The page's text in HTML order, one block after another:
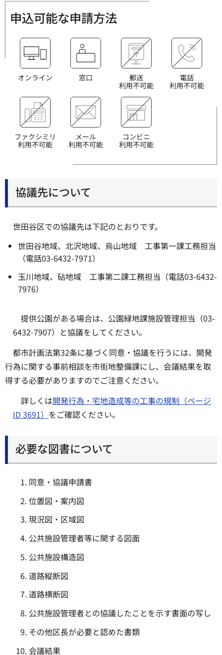
申込可能な申請方法
オンライン 窓口
郵送
利用不可能
電話
利用不可能
ファクシミリ
利用不可能
メール
利用不可能
コンビニ
利用不可能
協議先について
世田谷区での協議先は下記のとおりです。
世田谷地域、北沢地域、烏山地域 工事第一課工務担当
（電話03-6432-7971）
玉川地域、砧地域 工事第二課工務担当（電話03-6432-
7976）
提供公園がある場合は、公園緑地課施設管理担当（03-
6432-7907）と協議をしてください。
都市計画法第32条に基づく同意・協議を行うには、開発
行為に関する事前相談を市街地整備課にし、会議結果を取
得する必要がありますのでご注意ください。
詳しくは開発行為・宅地造成等の工事の規制（ページ
ID 3691） をご確認ください。
必要な図書について
同意・協議申請書
位置図・案内図
現況図・区域図
公共施設管理者等に関する図面
公共施設構造図
道路縦断図
道路横断図
公共施設管理者との協議したことを示す書面の写し
その他区長が必要と認めた書類
会議結果